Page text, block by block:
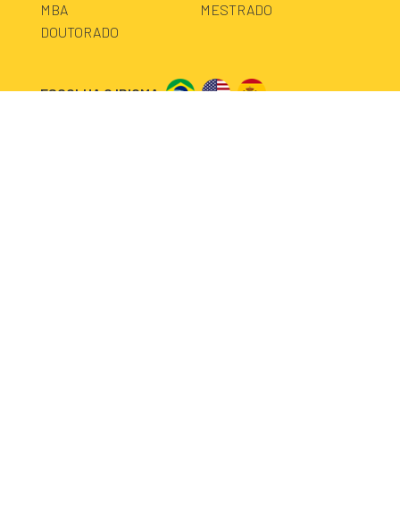
MBA
MESTRADO
DOUTORADO
ESCOLHA O IDIOMA